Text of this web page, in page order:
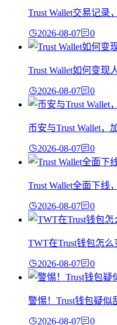
Trust Wallet交易记录
2026-08-07 0
Trust Wallet如何变现
2026-08-07 0
币安与Trust Wallet，
2026-08-07 0
Trust Wallet全面下线
2026-08-07 0
TWT在Trust钱包怎
2026-08-07 0
警惕！Trust钱包疑
2026-08-07 0